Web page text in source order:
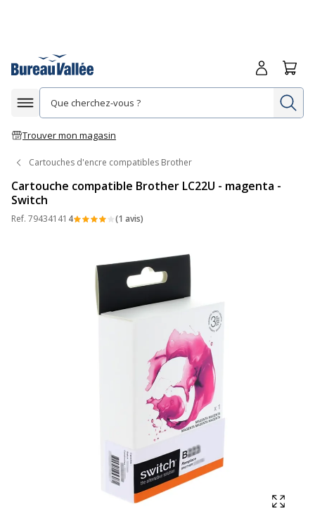
Afficher la navigation
Trouver mon magasin
Me
Cartouches d'encre compatibles Brother
Cartouche compatible Brother LC22U - magenta -
Switch
Ref. 79434141 4 (1 avis)